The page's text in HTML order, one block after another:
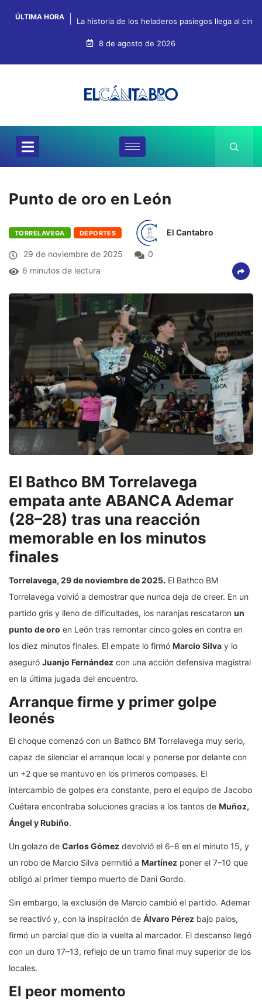
ÚLTIMA HORA La historia de los heladeros pasiegos llega al
8 de agosto de 2026
Punto de oro en León
TORRELAVEGA DEPORTES El Cantabro
29 de noviembre de 2025
0
6 minutos de lectura
El Bathco BM Torrelavega
empata ante ABANCA Ademar
(28–28) tras una reacción
memorable en los minutos
finales
Torrelavega, 29 de noviembre de 2025. El Bathco BM
Torrelavega volvió a demostrar que nunca deja de creer. En un
partido gris y lleno de dificultades, los naranjas rescataron un
punto de oro en León tras remontar cinco goles en contra en
los diez minutos finales. El empate lo firmó Marcio Silva y lo
aseguró Juanjo Fernández con una acción defensiva magistral
en la última jugada del encuentro.
Arranque firme y primer golpe
leonés
El choque comenzó con un Bathco BM Torrelavega muy serio,
capaz de silenciar el arranque local y ponerse por delante con
un +2 que se mantuvo en los primeros compases. El
intercambio de golpes era constante, pero el equipo de Jacobo
Cuétara encontraba soluciones gracias a los tantos de Muñoz,
Ángel y Rubiño.
Un golazo de Carlos Gómez devolvió el 6–8 en el minuto 15, y
un robo de Marcio Silva permitió a Martínez poner el 7–10 que
obligó al primer tiempo muerto de Dani Gordo.
Sin embargo, la exclusión de Marcio cambió el partido. Ademar
se reactivó y, con la inspiración de Álvaro Pérez bajo palos,
firmó un parcial que dio la vuelta al marcador. El descanso llegó
con un duro 17–13, reflejo de un tramo final muy superior de los
locales.
El peor momento